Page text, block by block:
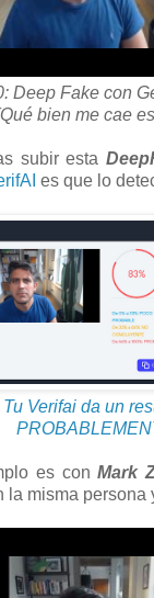
Deep Fake con
bien me cae
subir esta
es que lo
Tu Verifai da un
es conMark
la misma persona